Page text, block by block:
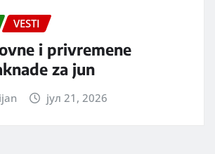
VESTI
i privremene
za jun
јул 21, 2026